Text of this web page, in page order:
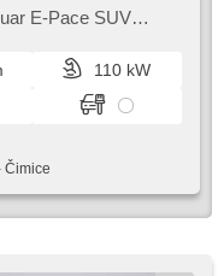
Taste,
Spiegel,
Autoradio,
E​-Pace SUV
110 kW
Čimice